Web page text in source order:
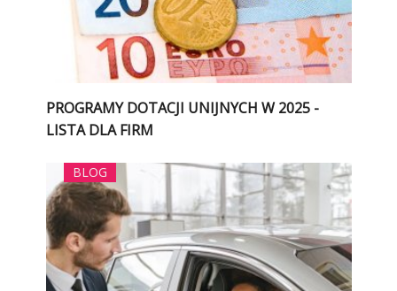
PROGRAMY DOTACJI UNIJNYCH W 2025 -
LISTA DLA FIRM
BLOG